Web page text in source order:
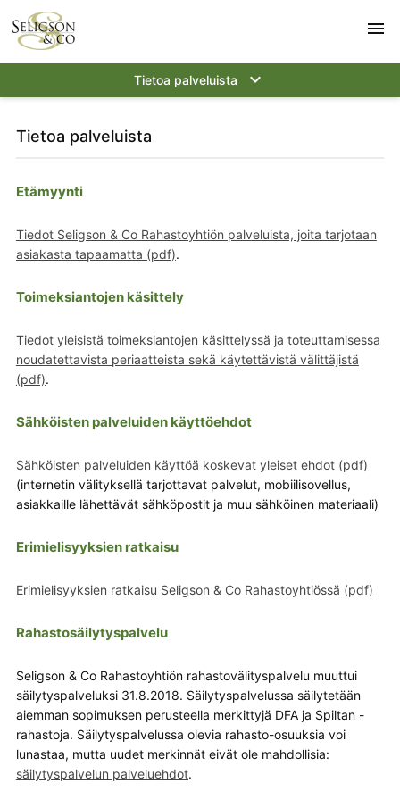
menu
Tietoa palveluista keyboard_arrow_down
Tietoa palveluista
Etämyynti
Tiedot Seligson & Co Rahastoyhtiön palveluista, joita tarjotaan
asiakasta tapaamatta (pdf).
Toimeksiantojen käsittely
Tiedot yleisistä toimeksiantojen käsittelyssä ja toteuttamisessa
noudatettavista periaatteista sekä käytettävistä välittäjistä
(pdf).
Sähköisten palveluiden käyttöehdot
Sähköisten palveluiden käyttöä koskevat yleiset ehdot (pdf)
(internetin välityksellä tarjottavat palvelut, mobiilisovellus,
asiakkaille lähettävät sähköpostit ja muu sähköinen materiaali)
Erimielisyyksien ratkaisu
Erimielisyyksien ratkaisu Seligson & Co Rahastoyhtiössä (pdf)
Rahastosäilytyspalvelu
Seligson & Co Rahastoyhtiön rahastovälityspalvelu muuttui
säilytyspalveluksi 31.8.2018. Säilytyspalvelussa säilytetään
aiemman sopimuksen perusteella merkittyjä DFA ja Spiltan -
rahastoja. Säilytyspalvelussa olevia rahasto-osuuksia voi
lunastaa, mutta uudet merkinnät eivät ole mahdollisia:
säilytyspalvelun palveluehdot.